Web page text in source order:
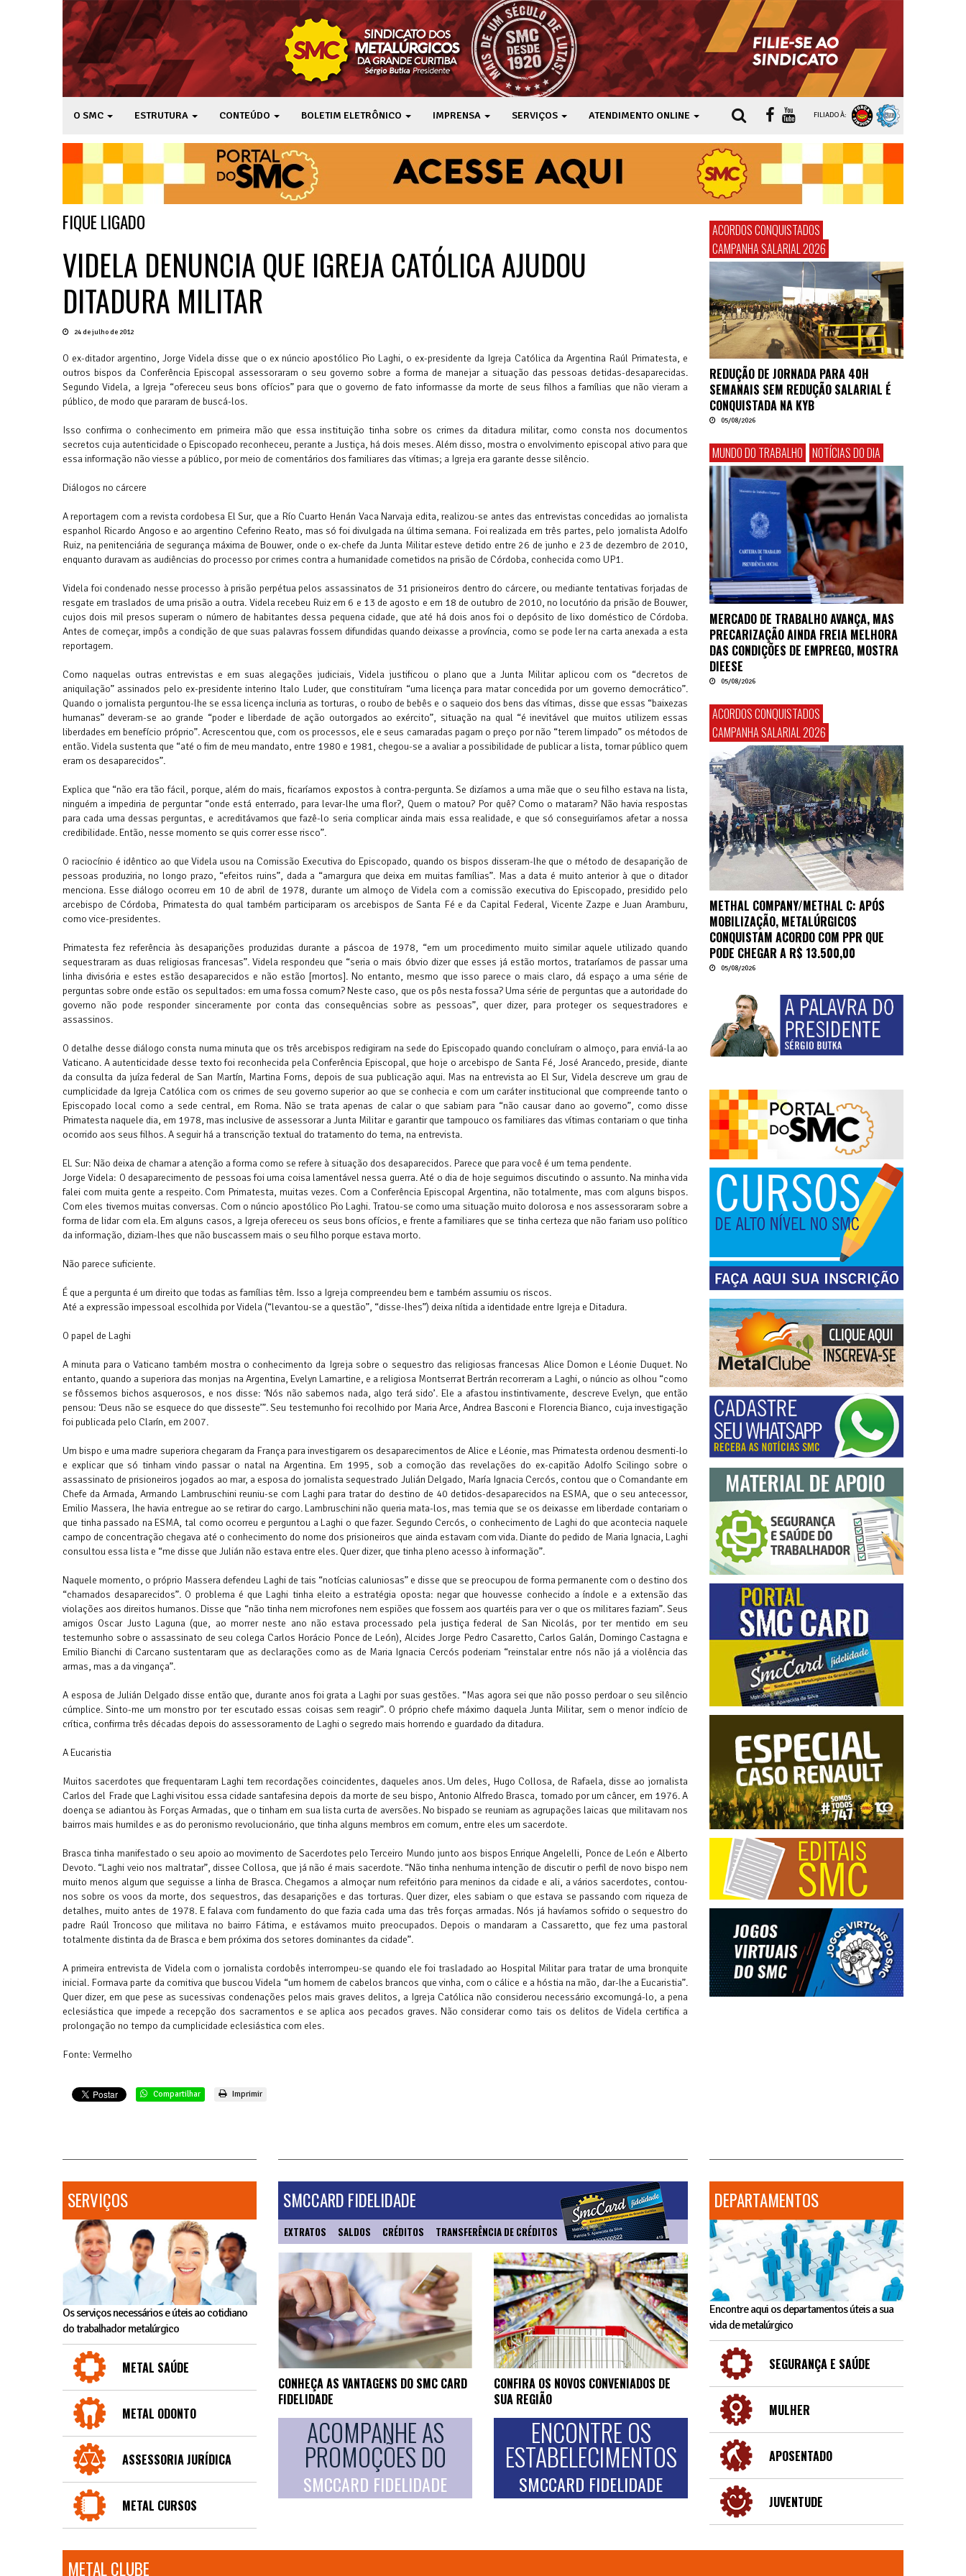
O SMC ESTRUTURA CONTEÚDO BOLETIM ELETRÔNICO IMPRENSA SERVIÇOS ATENDIMENTO ONLINE FILIADO À:
FIQUE LIGADO
VIDELA DENUNCIA QUE IGREJA CATÓLICA AJUDOU
DITADURA MILITAR
24 de julho de 2012
O ex-ditador argentino, Jorge Videla disse que o ex núncio apostólico Pio Laghi, o ex-presidente da Igreja Católica da Argentina Raúl Primatesta, e
outros bispos da Conferência Episcopal assessoraram o seu governo sobre a forma de manejar a situação das pessoas detidas-desaparecidas.
Segundo Videla, a Igreja “ofereceu seus bons ofícios” para que o governo de fato informasse da morte de seus filhos a famílias que não vieram a
público, de modo que pararam de buscá-los.
Isso confirma o conhecimento em primeira mão que essa instituição tinha sobre os crimes da ditadura militar, como consta nos documentos
secretos cuja autenticidade o Episcopado reconheceu, perante a Justiça, há dois meses. Além disso, mostra o envolvimento episcopal ativo para que
essa informação não viesse a público, por meio de comentários dos familiares das vítimas; a Igreja era garante desse silêncio.
Diálogos no cárcere
A reportagem com a revista cordobesa El Sur, que a Río Cuarto Henán Vaca Narvaja edita, realizou-se antes das entrevistas concedidas ao jornalista
espanhol Ricardo Angoso e ao argentino Ceferino Reato, mas só foi divulgada na última semana. Foi realizada em três partes, pelo jornalista Adolfo
Ruiz, na penitenciária de segurança máxima de Bouwer, onde o ex-chefe da Junta Militar esteve detido entre 26 de junho e 23 de dezembro de 2010,
enquanto duravam as audiências do processo por crimes contra a humanidade cometidos na prisão de Córdoba, conhecida como UP1.
Videla foi condenado nesse processo à prisão perpétua pelos assassinatos de 31 prisioneiros dentro do cárcere, ou mediante tentativas forjadas de
resgate em traslados de uma prisão a outra. Videla recebeu Ruiz em 6 e 13 de agosto e em 18 de outubro de 2010, no locutório da prisão de Bouwer,
cujos dois mil presos superam o número de habitantes dessa pequena cidade, que até há dois anos foi o depósito de lixo doméstico de Córdoba.
Antes de começar, impôs a condição de que suas palavras fossem difundidas quando deixasse a província, como se pode ler na carta anexada a esta
reportagem.
Como naquelas outras entrevistas e em suas alegações judiciais, Videla justificou o plano que a Junta Militar aplicou com os “decretos de
aniquilação” assinados pelo ex-presidente interino Italo Luder, que constituíram “uma licença para matar concedida por um governo democrático”.
Quando o jornalista perguntou-lhe se essa licença incluria as torturas, o roubo de bebês e o saqueio dos bens das vítimas, disse que essas “baixezas
humanas” deveram-se ao grande “poder e liberdade de ação outorgados ao exército”, situação na qual “é inevitável que muitos utilizem essas
liberdades em benefício próprio”. Acrescentou que, com os processos, ele e seus camaradas pagam o preço por não “terem limpado” os métodos de
então. Videla sustenta que “até o fim de meu mandato, entre 1980 e 1981, chegou-se a avaliar a possibilidade de publicar a lista, tornar público quem
eram os desaparecidos”.
Explica que “não era tão fácil, porque, além do mais, ficaríamos expostos à contra-pergunta. Se dizíamos a uma mãe que o seu filho estava na lista,
ninguém a impediria de perguntar “onde está enterrado, para levar-lhe uma flor?, Quem o matou? Por quê? Como o mataram? Não havia respostas
para cada uma dessas perguntas, e acreditávamos que fazê-lo seria complicar ainda mais essa realidade, e que só conseguiríamos afetar a nossa
credibilidade. Então, nesse momento se quis correr esse risco”.
O raciocínio é idêntico ao que Videla usou na Comissão Executiva do Episcopado, quando os bispos disseram-lhe que o método de desaparição de
pessoas produziria, no longo prazo, “efeitos ruins”, dada a “amargura que deixa em muitas famílias”. Mas a data é muito anterior à que o ditador
menciona. Esse diálogo ocorreu em 10 de abril de 1978, durante um almoço de Videla com a comissão executiva do Episcopado, presidido pelo
arcebispo de Córdoba, Primatesta do qual também participaram os arcebispos de Santa Fé e da Capital Federal, Vicente Zazpe e Juan Aramburu,
como vice-presidentes.
Primatesta fez referência às desaparições produzidas durante a páscoa de 1978, “em um procedimento muito similar aquele utilizado quando
sequestraram as duas religiosas francesas”. Videla respondeu que “seria o mais óbvio dizer que esses já estão mortos, trataríamos de passar uma
linha divisória e estes estão desaparecidos e não estão [mortos]. No entanto, mesmo que isso parece o mais claro, dá espaço a uma série de
perguntas sobre onde estão os sepultados: em uma fossa comum? Neste caso, que os pôs nesta fossa? Uma série de perguntas que a autoridade do
governo não pode responder sinceramente por conta das consequências sobre as pessoas”, quer dizer, para proteger os sequestradores e
assassinos.
O detalhe desse diálogo consta numa minuta que os três arcebispos redigiram na sede do Episcopado quando concluíram o almoço, para enviá-la ao
Vaticano. A autenticidade desse texto foi reconhecida pela Conferência Episcopal, que hoje o arcebispo de Santa Fé, José Arancedo, preside, diante
da consulta da juíza federal de San Martín, Martina Forns, depois de sua publicação aqui. Mas na entrevista ao El Sur, Videla descreve um grau de
cumplicidade da Igreja Católica com os crimes de seu governo superior ao que se conhecia e com um caráter institucional que compreende tanto o
Episcopado local como a sede central, em Roma. Não se trata apenas de calar o que sabiam para “não causar dano ao governo”, como disse
Primatesta naquele dia, em 1978, mas inclusive de assessorar a Junta Militar e garantir que tampouco os familiares das vítimas contariam o que tinha
ocorrido aos seus filhos. A seguir há a transcrição textual do tratamento do tema, na entrevista.
EL Sur: Não deixa de chamar a atenção a forma como se refere à situação dos desaparecidos. Parece que para você é um tema pendente.
Jorge Videla: O desaparecimento de pessoas foi uma coisa lamentável nessa guerra. Até o dia de hoje seguimos discutindo o assunto. Na minha vida
falei com muita gente a respeito. Com Primatesta, muitas vezes. Com a Conferência Episcopal Argentina, não totalmente, mas com alguns bispos.
Com eles tivemos muitas conversas. Com o núncio apostólico Pio Laghi. Tratou-se como uma situação muito dolorosa e nos assessoraram sobre a
forma de lidar com ela. Em alguns casos, a Igreja ofereceu os seus bons ofícios, e frente a familiares que se tinha certeza que não fariam uso político
da informação, diziam-lhes que não buscassem mais o seu filho porque estava morto.
Não parece suficiente.
É que a pergunta é um direito que todas as famílias têm. Isso a Igreja compreendeu bem e também assumiu os riscos.
Até a expressão impessoal escolhida por Videla (“levantou-se a questão”, “disse-lhes”) deixa nítida a identidade entre Igreja e Ditadura.
O papel de Laghi
A minuta para o Vaticano também mostra o conhecimento da Igreja sobre o sequestro das religiosas francesas Alice Domon e Léonie Duquet. No
entanto, quando a superiora das monjas na Argentina, Evelyn Lamartine, e a religiosa Montserrat Bertrán recorreram a Laghi, o núncio as olhou “como
se fôssemos bichos asquerosos, e nos disse: ‘Nós não sabemos nada, algo terá sido’. Ele a afastou instintivamente, descreve Evelyn, que então
pensou: ‘Deus não se esquece do que disseste’”. Seu testemunho foi recolhido por Maria Arce, Andrea Basconi e Florencia Bianco, cuja investigação
foi publicada pelo Clarín, em 2007.
Um bispo e uma madre superiora chegaram da França para investigarem os desaparecimentos de Alice e Léonie, mas Primatesta ordenou desmenti-lo
e explicar que só tinham vindo passar o natal na Argentina. Em 1995, sob a comoção das revelações do ex-capitão Adolfo Scilingo sobre o
assassinato de prisioneiros jogados ao mar, a esposa do jornalista sequestrado Julián Delgado, María Ignacia Cercós, contou que o Comandante em
Chefe da Armada, Armando Lambruschini reuniu-se com Laghi para tratar do destino de 40 detidos-desaparecidos na ESMA, que o seu antecessor,
Emilio Massera, lhe havia entregue ao se retirar do cargo. Lambruschini não queria mata-los, mas temia que se os deixasse em liberdade contariam o
que tinha passado na ESMA, tal como ocorreu e perguntou a Laghi o que fazer. Segundo Cercós, o conhecimento de Laghi do que acontecia naquele
campo de concentração chegava até o conhecimento do nome dos prisioneiros que ainda estavam com vida. Diante do pedido de Maria Ignacia, Laghi
consultou essa lista e “me disse que Julián não estava entre eles. Quer dizer, que tinha pleno acesso à informação”.
Naquele momento, o próprio Massera defendeu Laghi de tais “notícias caluniosas” e disse que se preocupou de forma permanente com o destino dos
“chamados desaparecidos”. O problema é que Laghi tinha eleito a estratégia oposta: negar que houvesse conhecido a índole e a extensão das
violações aos direitos humanos. Disse que “não tinha nem microfones nem espiões que fossem aos quartéis para ver o que os militares faziam”. Seus
amigos Oscar Justo Laguna (que, ao morrer neste ano não estava processado pela justiça federal de San Nicolás, por ter mentido em seu
testemunho sobre o assassinato de seu colega Carlos Horácio Ponce de León), Alcides Jorge Pedro Casaretto, Carlos Galán, Domingo Castagna e
Emilio Bianchi di Carcano sustentaram que as declarações como as de Maria Ignacia Cercós poderiam “reinstalar entre nós não já a violência das
armas, mas a da vingança”.
A esposa de Julián Delgado disse então que, durante anos foi grata a Laghi por suas gestões. “Mas agora sei que não posso perdoar o seu silêncio
cúmplice. Sinto-me um monstro por ter escutado essas coisas sem reagir”. O próprio chefe máximo daquela Junta Militar, sem o menor indício de
crítica, confirma três décadas depois do assessoramento de Laghi o segredo mais horrendo e guardado da ditadura.
A Eucaristia
Muitos sacerdotes que frequentaram Laghi tem recordações coincidentes, daqueles anos. Um deles, Hugo Collosa, de Rafaela, disse ao jornalista
Carlos del Frade que Laghi visitou essa cidade santafesina depois da morte de seu bispo, Antonio Alfredo Brasca, tomado por um câncer, em 1976. A
doença se adiantou às Forças Armadas, que o tinham em sua lista curta de aversões. No bispado se reuniam as agrupações laicas que militavam nos
bairros mais humildes e as do peronismo revolucionário, que tinha alguns membros em comum, entre eles um sacerdote.
Brasca tinha manifestado o seu apoio ao movimento de Sacerdotes pelo Terceiro Mundo junto aos bispos Enrique Angelelli, Ponce de León e Alberto
Devoto. “Laghi veio nos maltratar”, dissee Collosa, que já não é mais sacerdote. “Não tinha nenhuma intenção de discutir o perfil de novo bispo nem
muito menos algum que seguisse a linha de Brasca. Chegamos a almoçar num refeitório para meninos da cidade e ali, a vários sacerdotes, contou-
nos sobre os voos da morte, dos sequestros, das desaparições e das torturas. Quer dizer, eles sabiam o que estava se passando com riqueza de
detalhes, muito antes de 1978. E falava com fundamento do que fazia cada uma das três forças armadas. Nós já havíamos sofrido o sequestro do
padre Raúl Troncoso que militava no bairro Fátima, e estávamos muito preocupados. Depois o mandaram a Cassaretto, que fez uma pastoral
totalmente distinta da de Brasca e bem próxima dos setores dominantes da cidade”.
A primeira entrevista de Videla com o jornalista cordobês interrompeu-se quando ele foi trasladado ao Hospital Militar para tratar de uma bronquite
inicial. Formava parte da comitiva que buscou Videla “um homem de cabelos brancos que vinha, com o cálice e a hóstia na mão, dar-lhe a Eucaristia”.
Quer dizer, em que pese as sucessivas condenações pelos mais graves delitos, a Igreja Católica não considerou necessário excomungá-lo, a pena
eclesiástica que impede a recepção dos sacramentos e se aplica aos pecados graves. Não considerar como tais os delitos de Videla certifica a
prolongação no tempo da cumplicidade eclesiástica com eles.
Fonte: Vermelho
Compartilhar Imprimir
ACORDOS CONQUISTADOS
CAMPANHA SALARIAL 2026
REDUÇÃO DE JORNADA PARA 40H
SEMANAIS SEM REDUÇÃO SALARIAL É
CONQUISTADA NA KYB
05/08/2026
MUNDO DO TRABALHO NOTÍCIAS DO DIA
MERCADO DE TRABALHO AVANÇA, MAS
PRECARIZAÇÃO AINDA FREIA MELHORA
DAS CONDIÇÕES DE EMPREGO, MOSTRA
DIEESE
05/08/2026
ACORDOS CONQUISTADOS
CAMPANHA SALARIAL 2026
METHAL COMPANY/METHAL C: APÓS
MOBILIZAÇÃO, METALÚRGICOS
CONQUISTAM ACORDO COM PPR QUE
PODE CHEGAR A R$ 13.500,00
05/08/2026
SERVIÇOS
Os serviços necessários e úteis ao cotidiano
do trabalhador metalúrgico
METAL SAÚDE
METAL ODONTO
ASSESSORIA JURÍDICA
METAL CURSOS
SMCCARD FIDELIDADE
EXTRATOS SALDOS CRÉDITOS TRANSFERÊNCIA DE CRÉDITOS
CONHEÇA AS VANTAGENS DO SMC CARD
FIDELIDADE
ACOMPANHE AS
PROMOÇÕES DO
SMCCARD FIDELIDADE
CONFIRA OS NOVOS CONVENIADOS DE
SUA REGIÃO
ENCONTRE OS
ESTABELECIMENTOS
SMCCARD FIDELIDADE
DEPARTAMENTOS
Encontre aqui os departamentos úteis a sua
vida de metalúrgico
SEGURANÇA E SAÚDE
MULHER
APOSENTADO
JUVENTUDE
METAL CLUBE